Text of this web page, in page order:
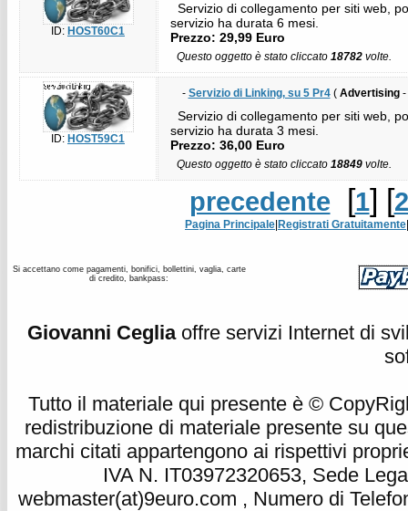
ID: HOST60C1
Servizio di collegamento per siti web,
servizio ha durata 6 mesi.
Prezzo: 29,99 Euro
Questo oggetto è stato cliccato 18782volte.
ID: HOST59C1
- Servizio di Linking, su 5 Pr4( Advertising-
Servizio di collegamento per siti web,
servizio ha durata 3 mesi.
Prezzo: 36,00 Euro
Questo oggetto è stato cliccato 18849volte.
precedente [1] [2
Pagina Principale Registrati Gratuitamente
Si accettano come pagamenti, bonifici, bollettini, vaglia, carte
di credito, bankpass:
Giovanni Cegliaoffre servizi Internet di
Tutto il materiale qui presente è ©
redistribuzione di materiale presente su
marchi citati appartengono ai rispettivi
IVA N. IT03972320653, Sede
webmaster(at)9euro.com , Numero di